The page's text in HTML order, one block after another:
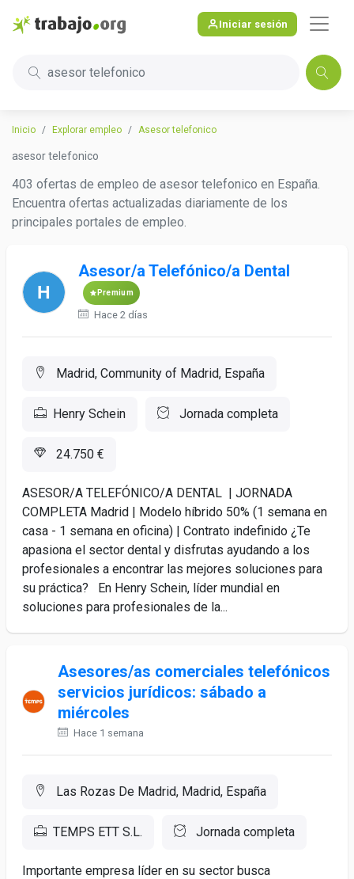
Iniciar sesión
asesor telefonico
Inicio Explorar empleo Asesor telefonico
asesor telefonico
403 ofertas de empleo de asesor telefonico en España.
Encuentra ofertas actualizadas diariamente de los
principales portales de empleo.
Asesor/a Telefónico/a Dental
Premium
Hace 2 días
Madrid, Community of Madrid, España
Henry Schein Jornada completa
24.750 €
ASESOR/A TELEFÓNICO/A DENTAL | JORNADA
COMPLETA Madrid | Modelo híbrido 50% (1 semana en
casa - 1 semana en oficina) | Contrato indefinido ¿Te
apasiona el sector dental y disfrutas ayudando a los
profesionales a encontrar las mejores soluciones para
su práctica? En Henry Schein, líder mundial en
soluciones para profesionales de la...
Asesores/as comerciales telefónicos
servicios jurídicos: sábado a
miércoles
Hace 1 semana
Las Rozas De Madrid, Madrid, España
TEMPS ETT S.L. Jornada completa
Importante empresa líder en su sector busca